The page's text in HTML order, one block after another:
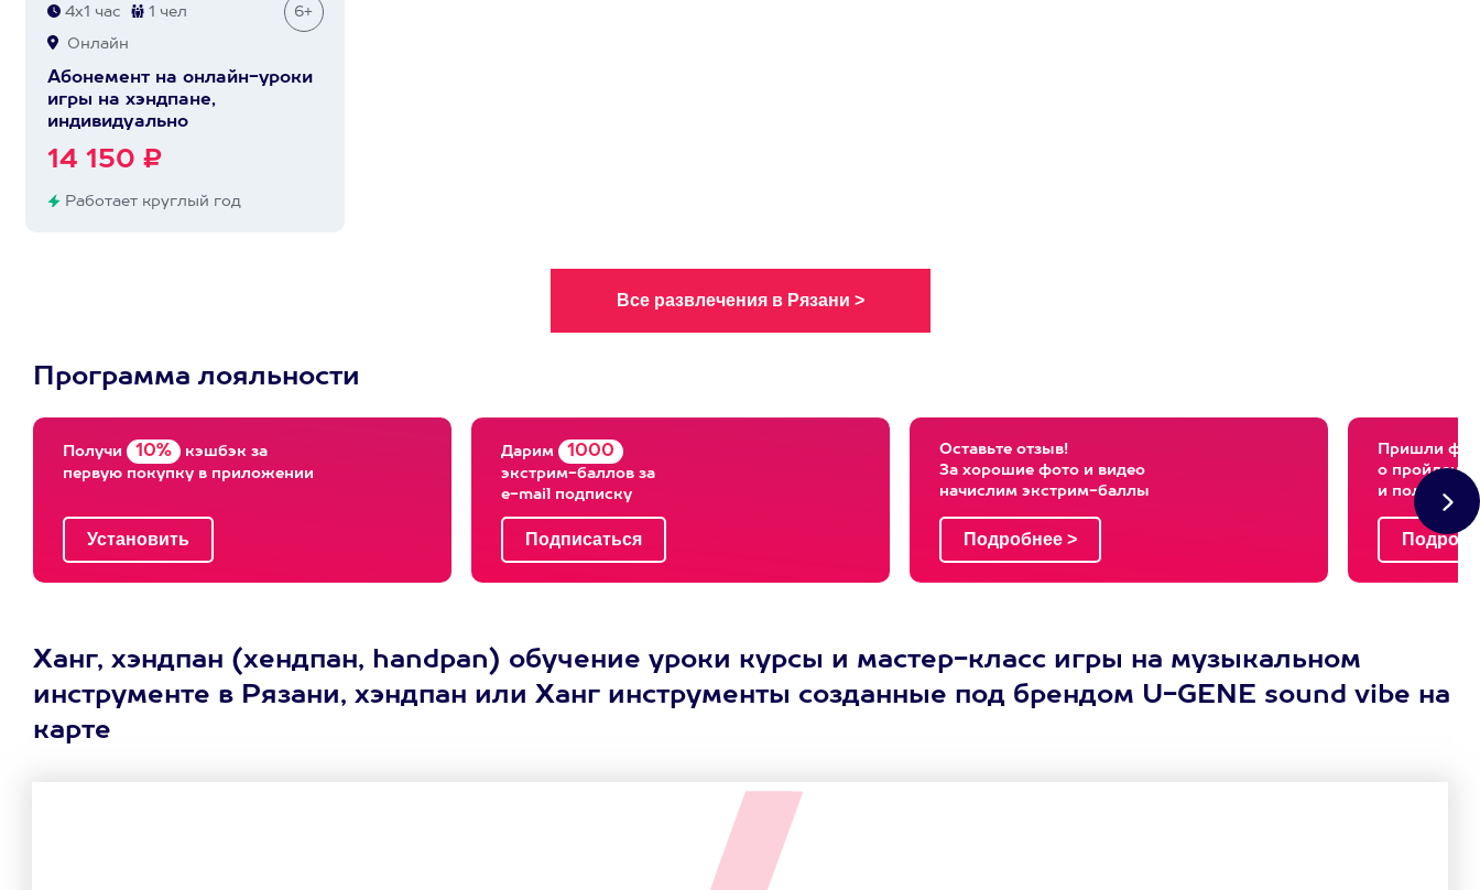
4х1 час 1 чел 6+
Онлайн
Абонемент на онлайн-уроки
игры на хэндпане,
индивидуально
14 150 ₽
Работает круглый год
Программа лояльности
Получи 10% кэшбэк за
первую покупку в приложении
Дарим 1000
экстрим-баллов за
e-mail подписку
Оставьте отзыв!
За хорошие фото и видео
начислим экстрим-баллы
Пришли
о
и получи
Ханг, хэндпан (хендпан, handpan) обучение уроки курсы и мастер-класс игры на музыкальном
инструменте в Рязани, хэндпан или Ханг инструменты созданные под брендом U-GENE sound vibe на
карте